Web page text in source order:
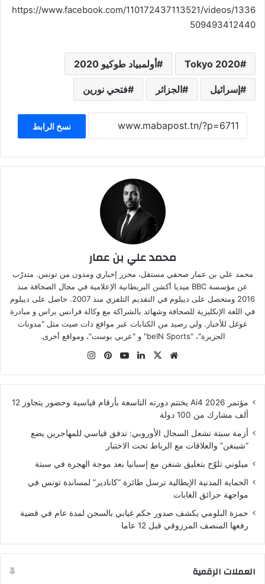
https://www.facebook.com/110172437113521/videos/1336
509493412440
Tokyo 2020 أولمبياد طوكيو 2020
إسرائيل الجزائر فتحي نورين
نسخ الرابط
محمد علي بن عمار
محمد علي بن عمار صحفي مستقل، محرر إخباري ومدون من تونس. متدرّب
عن مؤسسة BBC ميديا أكشن البريطانية الإعلامية في مجال الصحافة منذ
2016 ومتحصل على ديبلوم في التقديم التلفزي منذ 2007. حاصل على ديبلوم
في اللغة الإنكليزية للصحافة وشهائد بالشراكة مع وكالة فرانس براس و مبادرة
غوغل للأخبار. ولي رصيد من الكتابات عبر مواقع ذات صيت مثل "مدونات
الجزيرة"، "beIN Sports" و "عربي بوست"، ومواقع أخرى.
موقع
‫X لينكدإن‫YouTubeبينتيريست
مؤتمر Ai4 2026 يختتم دورته التاسعة بأرقام قياسية وحضور يتجاوز 12
ألف مشارك من 100 دولة
أزمة سبتة تشعل السجال الأوروبي: تدفق قياسي للمهاجرين يضع
“شينغن” والعلاقات مع الرباط تحت الاختبار
ميلوني تلوّح بتعليق شنغن مع إسبانيا بعد موجة الهجرة في سبتة
الحماية المدنية الإيطالية ترسل طائرة “كانادير” لمساندة تونس في
مواجهة حرائق الغابات
حمزة البلومي يكشف صدور حكم غيابي بالسجن لمدة عام في قضية
رفعها المنصف المرزوقي قبل 12 عاما
العملات الرقمية